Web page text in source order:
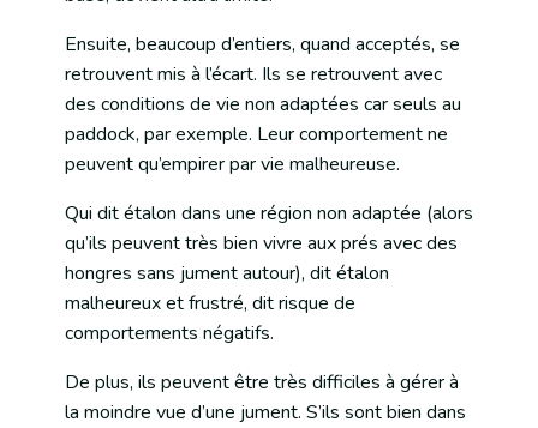
Ensuite, beaucoup d’entiers, quand acceptés, se
retrouvent mis à l’écart. Ils se retrouvent avec
des conditions de vie non adaptées car seuls au
paddock, par exemple. Leur comportement ne
peuvent qu’empirer par vie malheureuse.
Qui dit étalon dans une région non adaptée (alors
qu’ils peuvent très bien vivre aux prés avec des
hongres sans jument autour), dit étalon
malheureux et frustré, dit risque de
comportements négatifs.
De plus, ils peuvent être très difficiles à gérer à
la moindre vue d’une jument. S’ils sont bien dans